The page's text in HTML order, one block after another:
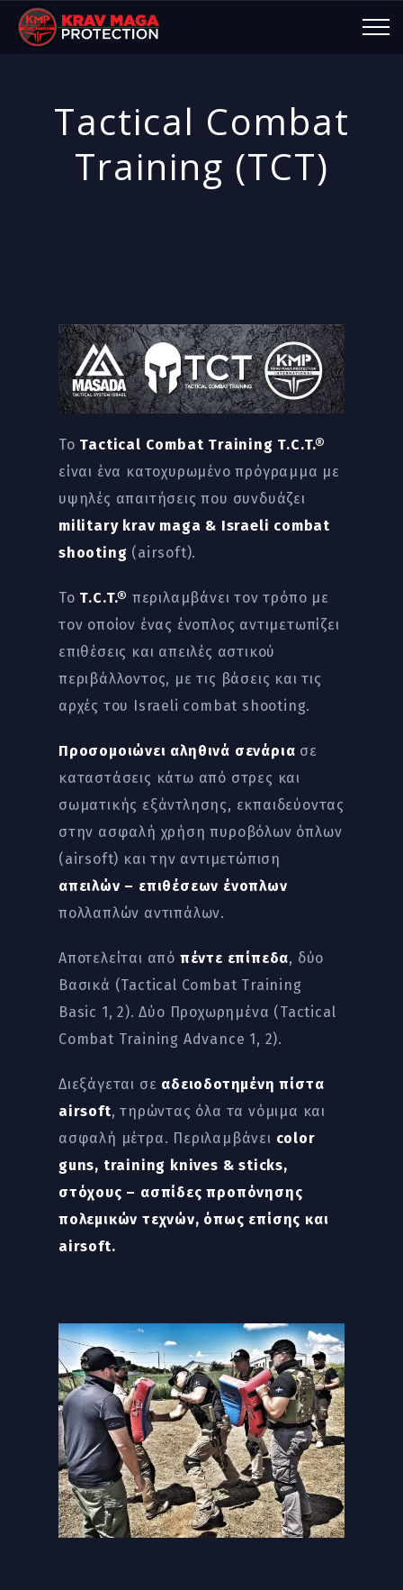
Tactical Combat
Training (TCT)
Το Tactical Combat Training T.C.T.®
είναι ένα κατοχυρωμένο πρόγραμμα με
υψηλές απαιτήσεις που συνδυάζει
military krav maga & Israeli combat
shooting (airsoft).
Το T.C.T.® περιλαμβάνει τον τρόπο με
τον οποίον ένας ένοπλος αντιμετωπίζει
επιθέσεις και απειλές αστικού
περιβάλλοντος, με τις βάσεις και τις
αρχές του Israeli combat shooting.
Προσομοιώνει αληθινά σενάρια σε
καταστάσεις κάτω από στρες και
σωματικής εξάντλησης, εκπαιδεύοντας
στην ασφαλή χρήση πυροβόλων όπλων
(airsoft) και την αντιμετώπιση
απειλών – επιθέσεων ένοπλων
πολλαπλών αντιπάλων.
Αποτελείται από πέντε επίπεδα, δύο
Βασικά (Tactical Combat Training
Basic 1, 2). Δύο Προχωρημένα (Tactical
Combat Training Advance 1, 2).
Διεξάγεται σε αδειοδοτημένη πίστα
airsoft, τηρώντας όλα τα νόμιμα και
ασφαλή μέτρα. Περιλαμβάνει color
guns, training knives & sticks,
στόχους – ασπίδες προπόνησης
πολεμικών τεχνών, όπως επίσης και
airsoft.